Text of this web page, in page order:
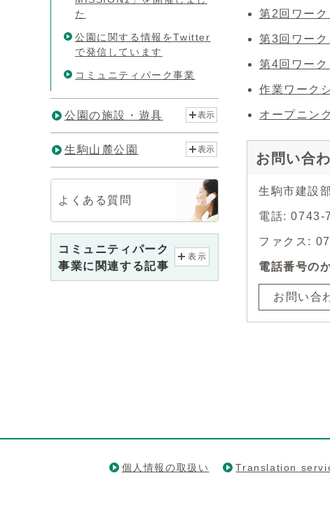
第2回ワー
第3回ワー
第4回ワー
作業ワーク
オープニン
お問い合
生駒市建設
電話: 0743-
ファクス:
電話番号の
お問い合
た
公園に関する情報をTwitter
で発信しています
コミュニティパーク事業
公園の施設・遊具 表示
生駒山麓公園 表示
よくある質問
コミュニティパーク
事業に関連する記事
表示
個人情報の取扱い Translation